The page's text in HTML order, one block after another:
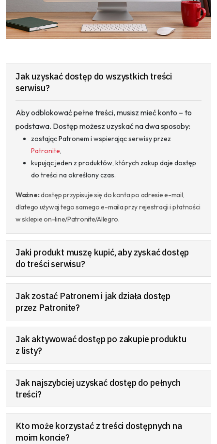
Jak uzyskać dostęp do wszystkich treści
serwisu?
Aby odblokować pełne treści, musisz mieć konto – to
podstawa. Dostęp możesz uzyskać na dwa sposoby:
zostając Patronem i wspierając serwisy przez
Patronite,
kupując jeden z produktów, których zakup daje dostęp
do treści na określony czas.
Ważne:dostęp przypisuje się do konta po adresie e-mail,
dlatego używaj tego samego e-maila przy rejestracji i płatności
w sklepie on-line/Patronite/Allegro.
Jaki produkt muszę kupić, aby zyskać dostęp
do treści serwisu?
Jak zostać Patronem i jak działa dostęp
przez Patronite?
Jak aktywować dostęp po zakupie produktu
z listy?
Jak najszybciej uzyskać dostęp do pełnych
treści?
Kto może korzystać z treści dostępnych na
moim koncie?